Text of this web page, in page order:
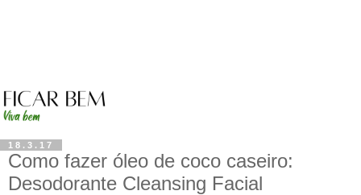
18.3.17
Como fazer óleo de coco caseiro:
Desodorante Cleansing Facial